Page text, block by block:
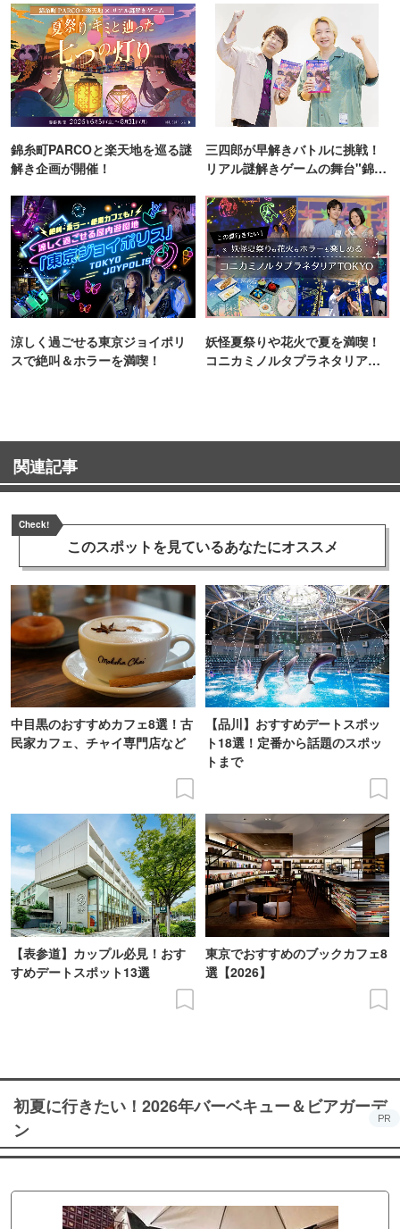
錦糸町PARCOと楽天地を巡る謎
解き企画が開催！
三四郎が早解きバトルに挑戦！
リアル謎解きゲームの舞台"錦糸
涼しく過ごせる東京ジョイポリ
スで絶叫＆ホラーを満喫！
妖怪夏祭りや花火で夏を満喫！
コニカミノルタプラネタリア
関連記事
Check!
このスポットを見ているあなたにオススメ
中目黒のおすすめカフェ8選！古
民家カフェ、チャイ専門店など
【品川】おすすめデートスポッ
ト18選！定番から話題のスポッ
トまで
【表参道】カップル必見！おす
すめデートスポット13選
東京でおすすめのブックカフェ8
選【2026】
初夏に行きたい！2026年バーベキュー＆ビアガーデ
ン
PR